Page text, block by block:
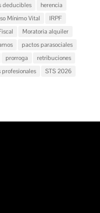
deducibles
herencia
Mínimo Vital
IRPF
Moratoria alquiler
pactos parasociales
prorroga
retribuciones
profesionales
STS 2026